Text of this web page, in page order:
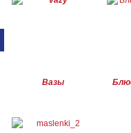
Вазы